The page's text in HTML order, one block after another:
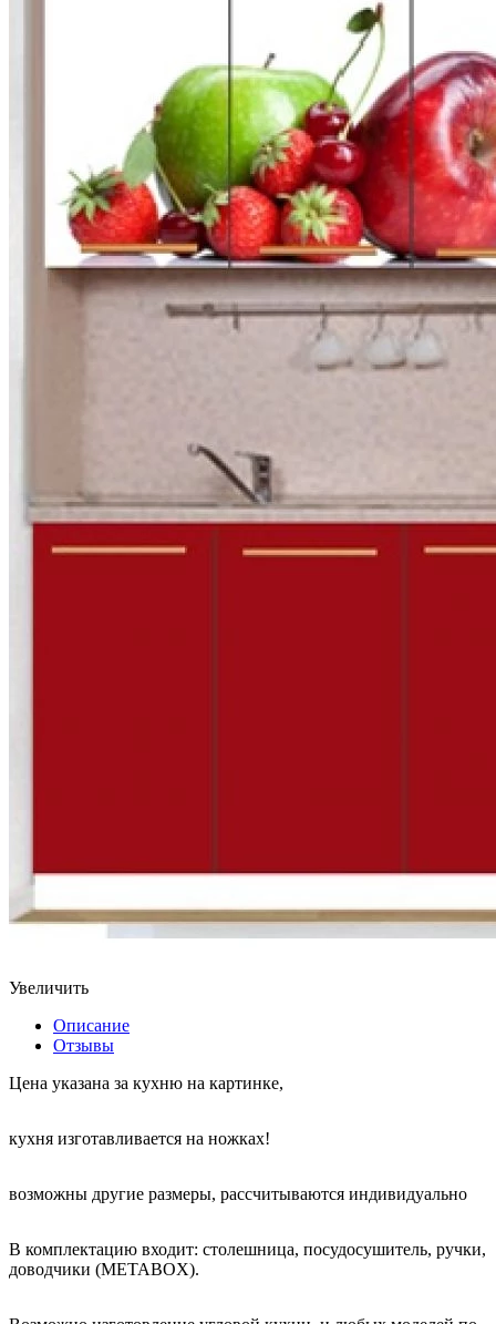
Увеличить
Описание
Отзывы
Цена указана за кухню на картинке,
кухня изготавливается на ножках!
возможны другие размеры, рассчитываются индивидуально
В комплектацию входит: столешница, посудосушитель, ручки,
доводчики (METABOX).